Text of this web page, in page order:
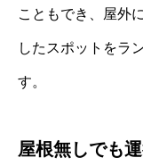
こともでき、屋外
したスポットをラ
す。
屋根無しでも